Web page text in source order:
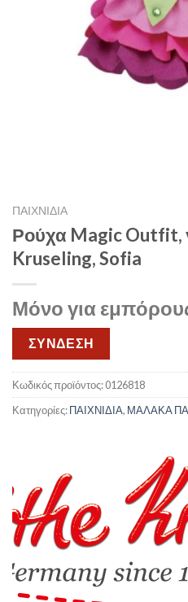
ΠΑΙΧΝΙΔΙΑ
Ρούχα Magic Outfit,
Kruseling, Sofia
Μόνο για
ΣΥΝΔΕΣΗ
Κωδικός προϊόντος:0126818
Κατηγορίες:ΠΑΙΧΝΙΔΙΑ, ΜΑΛΑΚΑ